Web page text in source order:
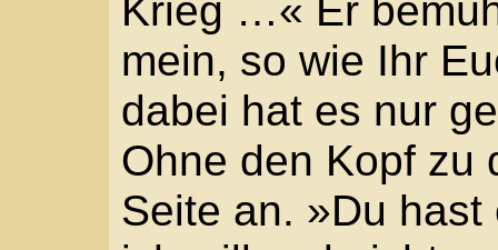
Überstand des
stärker regnete.
Ankunft bemerkt.
von der Stirn, sah
starrte nur zurück,